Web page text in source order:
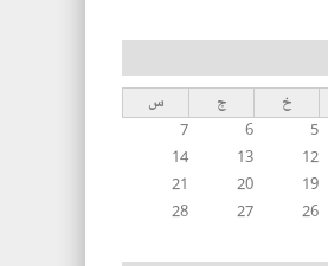
خ ج
س
5
6
7
12
13
14
19
20
21
26
27
28